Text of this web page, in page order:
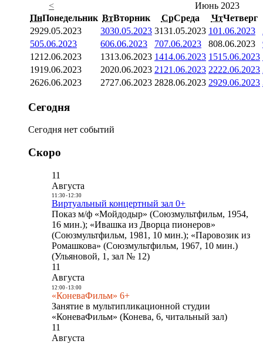
<
Июнь 2023
ПнПонедельник ВтВторник СрСреда ЧтЧетверг
2929.05.2023 3030.05.2023 3131.05.2023 101.06.2023
505.06.2023 606.06.2023 707.06.2023 808.06.2023
1212.06.2023 1313.06.2023 1414.06.2023 1515.06.2023
1919.06.2023 2020.06.2023 21 21.06.2023 2222.06.2023
2626.06.2023 2727.06.2023 2828.06.2023 2929.06.2023
Сегодня
Сегодня нет событий
Скоро
11
Августа
11:30- 12:30
Виртуальный концертный зал 0+
Показ м/ф «Мойдодыр» (Союзмультфильм, 1954,
16 мин.); «Ивашка из Дворца пионеров»
(Союзмультфильм, 1981, 10 мин.); «Паровозик из
Ромашкова» (Союзмультфильм, 1967, 10 мин.)
(Ульяновой, 1, зал № 12)
11
Августа
12:00- 13:00
«КоневаФильм» 6+
Занятие в мультипликационной студии
«КоневаФильм» (Конева, 6, читальный зал)
11
Августа